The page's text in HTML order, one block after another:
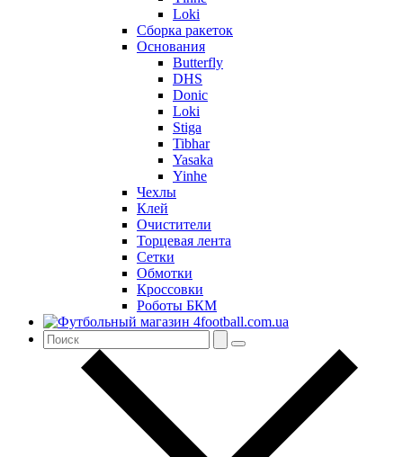
Loki
Сборка ракеток
Основания
Butterfly
DHS
Donic
Loki
Stiga
Tibhar
Yasaka
Yinhe
Чехлы
Клей
Очистители
Торцевая лента
Сетки
Обмотки
Кроссовки
Роботы БКМ